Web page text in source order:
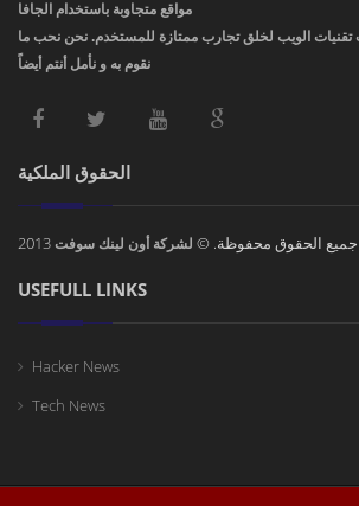
مواقع متجاوبة باستخدام الجافا، PHP، HTML5 ,CSS3. ودمج أفضل تصاميم مواقع
تقنيات الويب لخلق تجارب ممتازة للمستخدم. نحن نحب ما
الحقوق الملكية
جميع الحقوق محفوظة. © لشركة أون لينك سوفت 2013
USEFULL LINKS
Hacker News
Tech News